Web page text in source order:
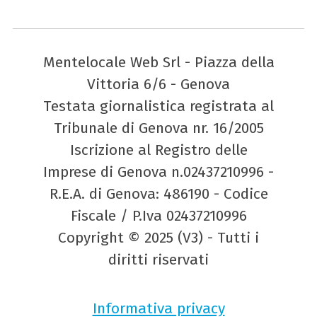
Mentelocale Web Srl - Piazza della
Vittoria 6/6 - Genova
Testata giornalistica registrata al
Tribunale di Genova nr. 16/2005
Iscrizione al Registro delle
Imprese di Genova n.02437210996 -
R.E.A. di Genova: 486190 - Codice
Fiscale / P.Iva 02437210996
Copyright © 2025 (V3) - Tutti i
diritti riservati
Informativa privacy